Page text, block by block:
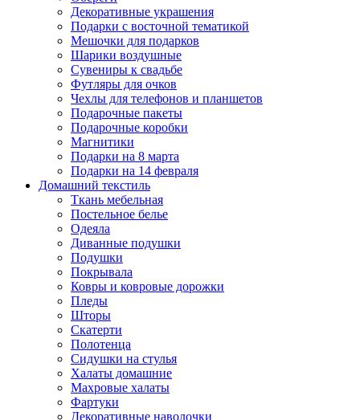
Декоративные украшения
Подарки с восточной тематикой
Мешочки для подарков
Шарики воздушные
Сувениры к свадьбе
Футляры для очков
Чехлы для телефонов и планшетов
Подарочные пакеты
Подарочные коробки
Магнитики
Подарки на 8 марта
Подарки на 14 февраля
Домашний текстиль
Ткань мебельная
Постельное белье
Одеяла
Диванные подушки
Подушки
Покрывала
Ковры и ковровые дорожки
Пледы
Шторы
Скатерти
Полотенца
Сидушки на стулья
Халаты домашние
Махровые халаты
Фартуки
Декоративные наволочки